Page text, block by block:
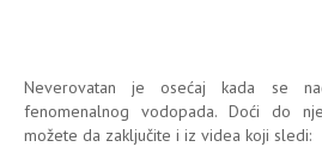
Neverovatan je osećaj kada se
fenomenalnog vodopada. Doći do
možete da zaključite i iz videa koji sledi: